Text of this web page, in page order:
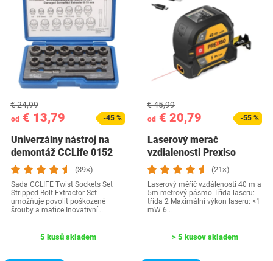
od € 13,79
€ 24,99
-45 %
Univerzálny nástroj na
demontáž CCLife 0152
(39×)
Sada CCLIFE Twist Sockets Set
Stripped Bolt Extractor Set
umožňuje povolit poškozené
šrouby a matice Inovativní…
5 kusů skladem
od € 20,79
€ 45,99
-55 %
Laserový merač
vzdialenosti Prexiso
PLT40LIA
(21×)
Laserový měřič vzdálenosti 40 m a
5m metrový pásmo Třída laseru:
třída 2 Maximální výkon laseru: <1
mW 6…
> 5 kusov skladem